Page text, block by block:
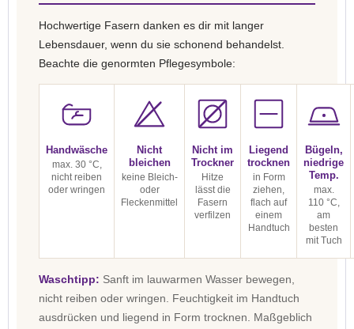
Hochwertige Fasern danken es dir mit langer
Lebensdauer, wenn du sie schonend behandelst.
Beachte die genormten Pflegesymbole:
Handwäsche
max. 30 °C,
nicht reiben
oder wringen
Nicht
bleichen
keine Bleich-
oder
Fleckenmittel
Nicht im
Trockner
Hitze
lässt die
Fasern
verfilzen
Liegend
trocknen
in Form
ziehen,
flach auf
einem
Handtuch
Bügeln,
niedrige
Temp.
max.
110 °C,
am
besten
mit Tuch
Waschtipp: Sanft im lauwarmen Wasser bewegen,
nicht reiben oder wringen. Feuchtigkeit im Handtuch
ausdrücken und liegend in Form trocknen. Maßgeblich